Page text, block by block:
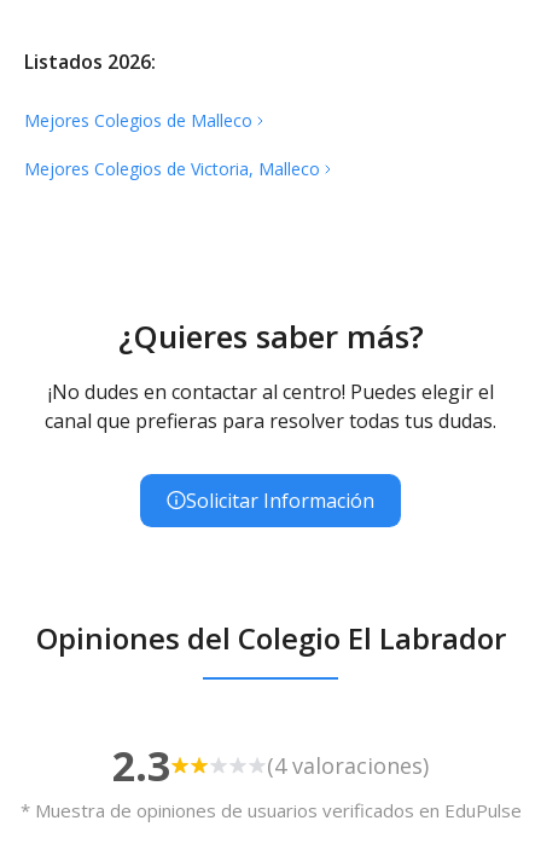
Listados 2026:
Mejores Colegios de Malleco
Mejores Colegios de Victoria, Malleco
¿Quieres saber más?
¡No dudes en contactar al centro! Puedes elegir el
canal que prefieras para resolver todas tus dudas.
Solicitar Información
Opiniones del Colegio El Labrador
2.3 (4 valoraciones)
* Muestra de opiniones de usuarios verificados en EduPulse